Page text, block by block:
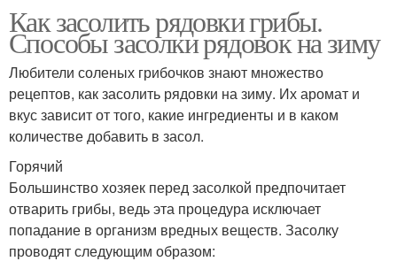
Как засолить рядовки грибы.
Способы засолки рядовок на зиму
Любители соленых грибочков знают множество
рецептов, как засолить рядовки на зиму. Их аромат и
вкус зависит от того, какие ингредиенты и в каком
количестве добавить в засол.
Горячий
Большинство хозяек перед засолкой предпочитает
отварить грибы, ведь эта процедура исключает
попадание в организм вредных веществ. Засолку
проводят следующим образом: